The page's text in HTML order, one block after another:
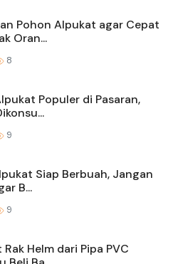
Pohon Alpukat agar Cepat
Oran...
8
Populer di Pasaran,
9
Siap Berbuah, Jangan
B...
9
Helm dari Pipa PVC